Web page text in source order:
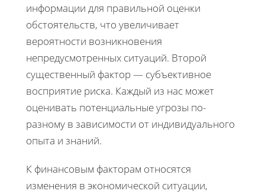
информации для правильной оценки
обстоятельств, что увеличивает
вероятности возникновения
непредусмотренных ситуаций. Второй
существенный фактор — субъективное
восприятие риска. Каждый из нас может
оценивать потенциальные угрозы по-
разному в зависимости от индивидуального
опыта и знаний.
К финансовым факторам относятся
изменения в экономической ситуации,